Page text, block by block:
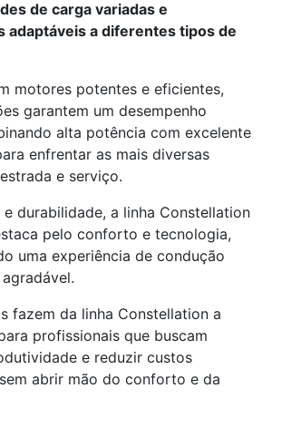
de carga variadas e
adaptáveis a diferentes tipos de
motores potentes e eficientes,
garantem um desempenho
alta potência com excelente
enfrentar as mais diversas
e serviço.
durabilidade, a linha Constellation
pelo conforto e tecnologia,
uma experiência de condução
fazem da linha Constellation a
profissionais que buscam
e reduzir custos
abrir mão do conforto e da